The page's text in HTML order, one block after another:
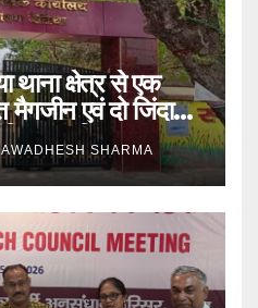
थाना क्षेत्र से एक
एवं दो जिंदा
दिया
AWADHESH SHARMA